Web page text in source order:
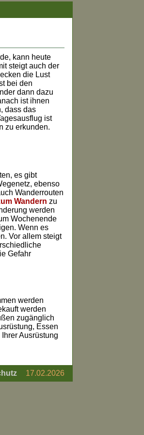
kann heute
steigt auch der
die Lust
bei den
dann dazu
ist ihnen
dass das
ist
zu erkunden.
es gibt
ebenso
Wanderrouten
Wandern zu
werden
Wochenende
Wenn es
Vor allem steigt
Gefahr
werden
werden
zugänglich
Essen
Ausrüstung
17.02.2026